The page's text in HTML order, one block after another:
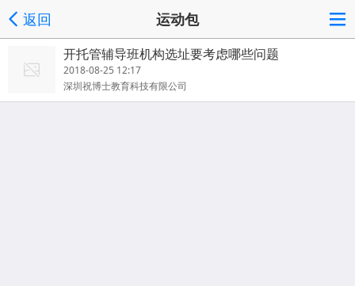
返回 运动包
开托管辅导班机构选址要考虑哪些问题
2018-08-25 12:17
深圳祝博士教育科技有限公司